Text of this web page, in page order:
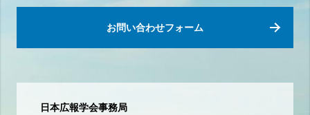
お問い合わせフォーム
日本広報学会事務局